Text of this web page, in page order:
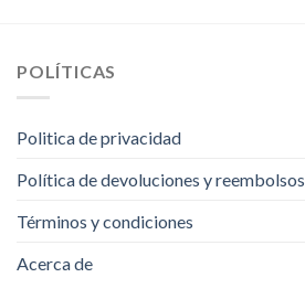
POLÍTICAS
Politica de privacidad
Política de devoluciones y reembolsos
Términos y condiciones
Acerca de